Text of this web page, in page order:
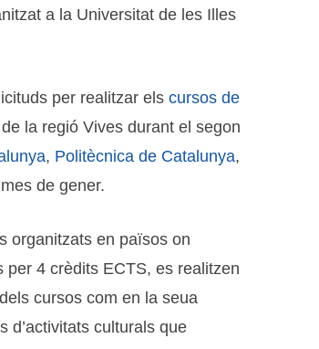
a la Universitat de les Illes
per realitzar elscursos de
de la regió Vives durant el segon
, Politècnica de Catalunya,
de gener.
organitzats en països on
per 4 crèdits ECTS, es realitzen
cursos com en la seua
d’activitats culturals que